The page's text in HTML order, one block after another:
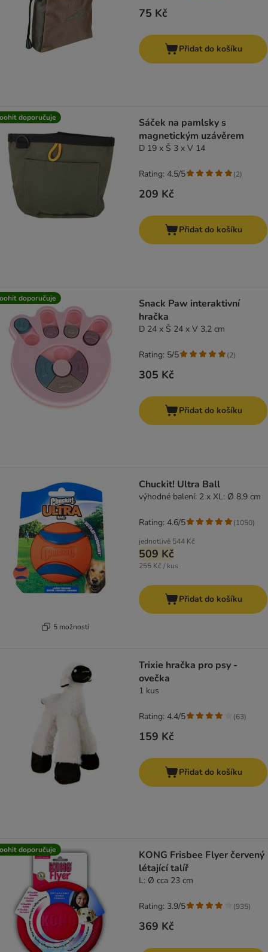
75 Kč
Přidat do košíku
doporučuje
Sáček na pamlsky s
magnetickým uzávěrem
D 19 x Š 3 x V 14
209 Kč
Rating: 4.5/5 (2)
Přidat do košíku
doporučuje
Snack Paw interaktivní
hračka
D 24 x Š 24 x V 3,2 cm
305 Kč
Rating: 5/5 (2)
Přidat do košíku
5 možností
Chuckit! Ultra Ball
výhodné balení: 2 x XL: Ø 8,9 cm
jednotlivě 544 Kč
509 Kč
255 Kč / kus
Rating: 4.6/5 (1050)
Přidat do košíku
Trixie hračka pro psy -
ovečka
1 kus
159 Kč
Rating: 4.4/5 (63)
Přidat do košíku
doporučuje
KONG Frisbee Flyer červený
létající talíř
L: Ø cca 23 cm
369 Kč
Rating: 3.9/5 (935)